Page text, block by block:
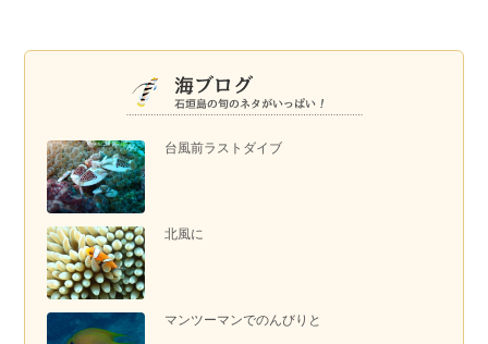
台風前ラストダイブ
北風に
マンツーマンでのんびりと